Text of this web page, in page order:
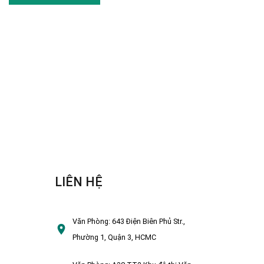
LIÊN HỆ
Văn Phòng:643 Điện Biên Phủ Str.,
Phường 1, Quận 3, HCMC